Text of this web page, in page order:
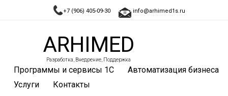
+7 (906) 405-09-30 info@arhimed1s.ru
ARHIMED
Разработка, Внедрение, Поддержка
Программы и сервисы 1С
Автоматизация бизнеса
Услуги
Контакты